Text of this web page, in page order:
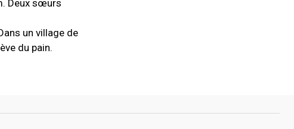
Deux sœurs
un village de
du pain.